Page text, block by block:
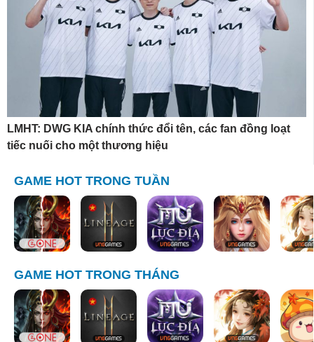
LMHT: DWG KIA chính thức đổi tên, các fan đồng loạt
tiếc nuối cho một thương hiệu
GAME HOT TRONG TUẦN
GAME HOT TRONG THÁNG